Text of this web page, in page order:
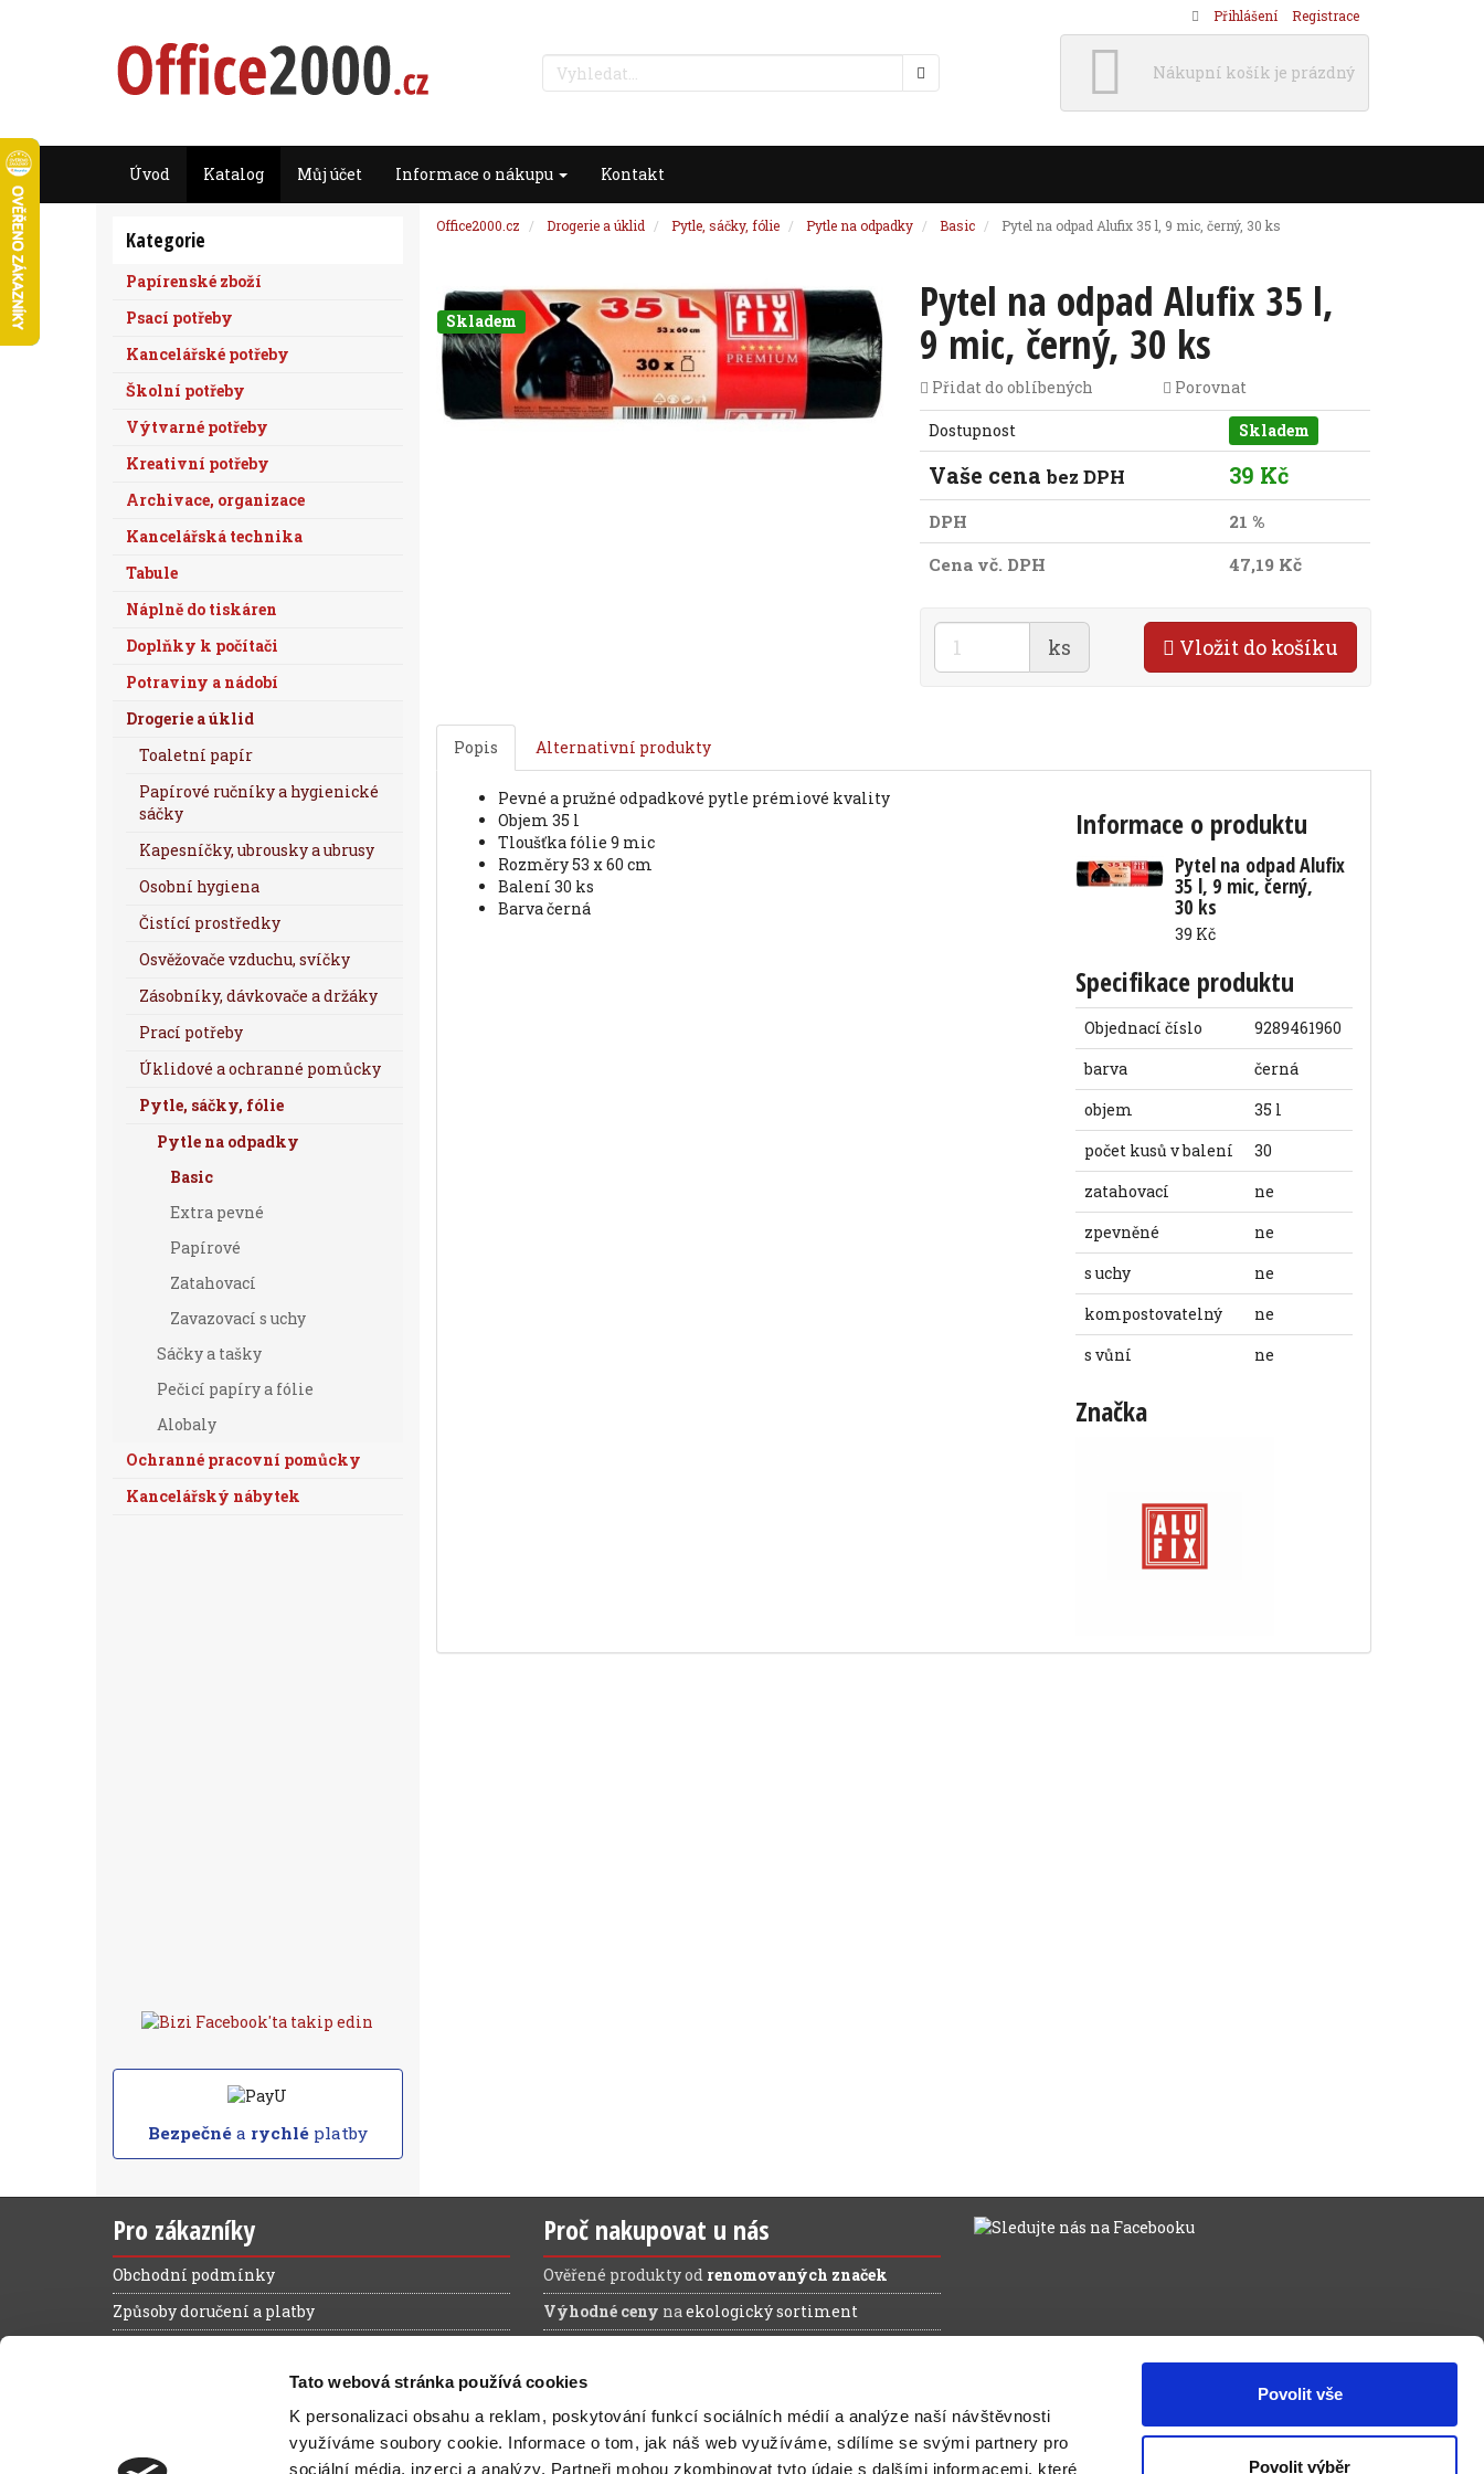
Tato webová stránka používá cookies
K personalizaci obsahu a reklam, poskytování funkcí sociálních médií a analýze naší návštěvnosti
využíváme soubory cookie. Informace o tom, jak náš web využíváme, sdílíme se svými partnery pro
sociální média, inzerci a analýzy. Partneři mohou zkombinovat tyto údaje s dalšími informacemi, které
Povolit vše
Povolit výběr
Nákupní košík je prázdný
Úvod Katalog Můj účet Informace o nákupu Kontakt
Office2000.cz Drogerie a úklid Pytle, sáčky, fólie Pytle na odpadky Basic Pytel na odpad Alufix 35 l, 9 mic, černý, 30 ks
Pytel na odpad Alufix 35 l,
9 mic, černý, 30 ks
Přidat do oblíbených Porovnat
Dostupnost Skladem
Vaše cenabez DPH 39 Kč
DPH
21 %
Cena vč. DPH
47,19 Kč
ks Vložit do košíku
Skladem
Popis Alternativní produkty
pevné a pružné odpadkové pytle prémiové kvality
objem 35 l
tloušťka fólie 9 mic
rozměry 53 x 60 cm
balení 30 ks
barva černá
Informace o produktu
Pytel na odpad Alufix
35 l, 9 mic, černý,
30 ks
39 Kč
Specifikace produktu
Objednací číslo
9289461960
barva
černá
objem
35 l
počet kusů v balení
30
zatahovací
ne
zpevněné
ne
s uchy
ne
kompostovatelný
ne
s vůní
ne
Značka
Kategorie
Papírenské zboží
Psací potřeby
Kancelářské potřeby
Školní potřeby
Výtvarné potřeby
Kreativní potřeby
Archivace, organizace
Kancelářská technika
Tabule
Náplně do tiskáren
Doplňky k počítači
Potraviny a nádobí
Drogerie a úklid
Toaletní papír
Papírové ručníky a hygienické
sáčky
Kapesníčky, ubrousky a ubrusy
Osobní hygiena
Čistící prostředky
Osvěžovače vzduchu, svíčky
Zásobníky, dávkovače a držáky
Prací potřeby
Úklidové a ochranné pomůcky
Pytle, sáčky, fólie
Pytle na odpadky
Basic
Extra pevné
Papírové
Zatahovací
Zavazovací s uchy
Sáčky a tašky
Pečicí papíry a fólie
Alobaly
Ochranné pracovní pomůcky
Kancelářský nábytek
Bezpečnéa rychléplatby
Pro zákazníky
Obchodní podmínky
Způsoby doručení a platby
Ochrana osobních údajů
Magazín zelená kancelář
Proč nakupovat u nás
Ověřené produkty od renomovaných značek
Výhodné ceny na ekologický sortiment
Přihlášení Registrace